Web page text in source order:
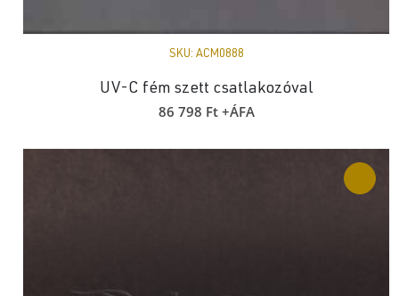
SKU: ACM0888
UV-C fém szett csatlakozóval
86 798 Ft+ÁFA